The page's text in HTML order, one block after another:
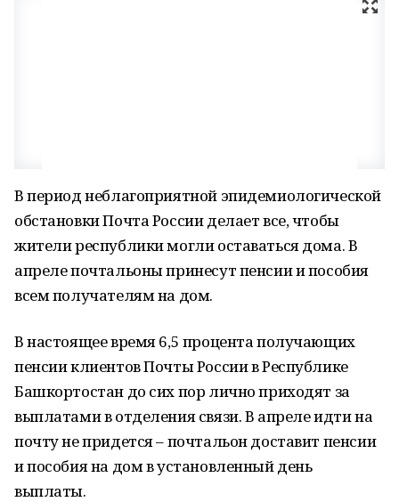
В период неблагоприятной эпидемиологической
обстановки Почта России делает все, чтобы
жители республики могли оставаться дома. В
апреле почтальоны принесут пенсии и пособия
всем получателям на дом.
В настоящее время 6,5 процента получающих
пенсии клиентов Почты России в Республике
Башкортостан до сих пор лично приходят за
выплатами в отделения связи. В апреле идти на
почту не придется – почтальон доставит пенсии
и пособия на дом в установленный день
выплаты.